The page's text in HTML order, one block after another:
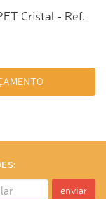
Cristal - Ref.
enviar